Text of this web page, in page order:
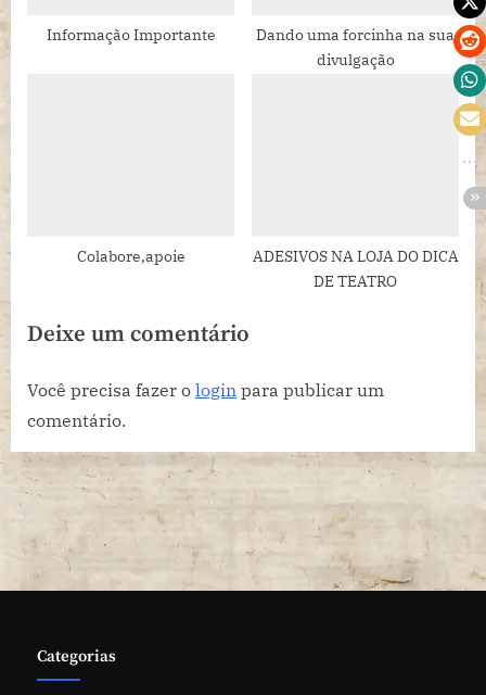
Informação Importante
Dando uma forcinha na sua
divulgação
Colabore,apoie
ADESIVOS NA LOJA DO DICA
DE TEATRO
Deixe um comentário
Você precisa fazer o login para publicar um
comentário.
Categorias